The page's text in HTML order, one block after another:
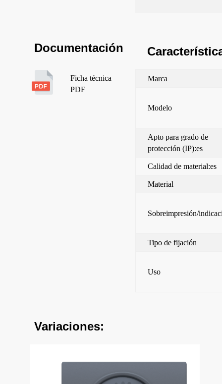
Documentación
Ficha técnica
PDF
Marca
Modelo
Apto para grado de
protección (IP):es
Calidad de material:es
Material
Sobreimpresión/
Tipo de fijación
Uso
Variaciones: